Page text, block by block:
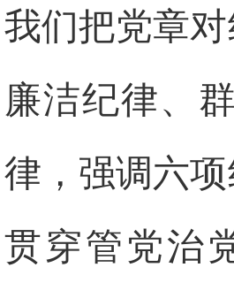
我们把党章
廉洁纪律、
律，强调六
贯穿管党治